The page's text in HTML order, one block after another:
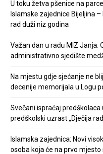
U toku žetva pšenice na
Islamske zajednice Bijeljina
rad duži niz godina
Važan dan u radu MIZ Janja:
administrativno sjedište
Na mjestu gdje sjećanje ne
decenije memorijala u Logu
Svečani ispraćaj predškolaca
predškolski uzrast „Dječija
Islamska zajednica: Novi
osoba koja će na prvo mjesto